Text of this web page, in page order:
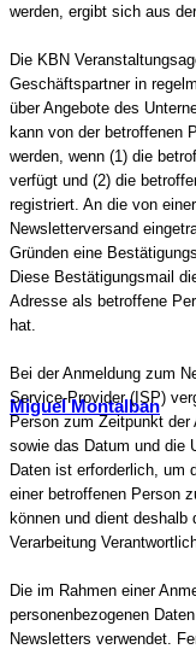
Miguel Montalban
werden, ergibt sich aus
Die KBN
Geschäftspartner in
über Angebote des
kann von der betroffenen
werden, wenn (1) die
verfügt und (2) die
registriert. An die von
Newsletterversand
Gründen eine
Diese Bestätigungsmail
Adresse als betroffene
hat.
Bei der Anmeldung zum
Service-Provider (ISP)
Person zum Zeitpunkt der
sowie das Datum und die
Daten ist erforderlich, um
einer betroffenen Person
können und dient deshalb
Verarbeitung
Die im Rahmen einer
personenbezogenen
Newsletters verwendet.